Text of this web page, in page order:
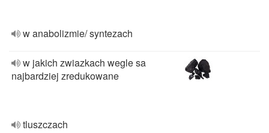
w anabolizmie/ syntezach
w jakich zwiazkach wegle sa
najbardziej zredukowane
tluszczach